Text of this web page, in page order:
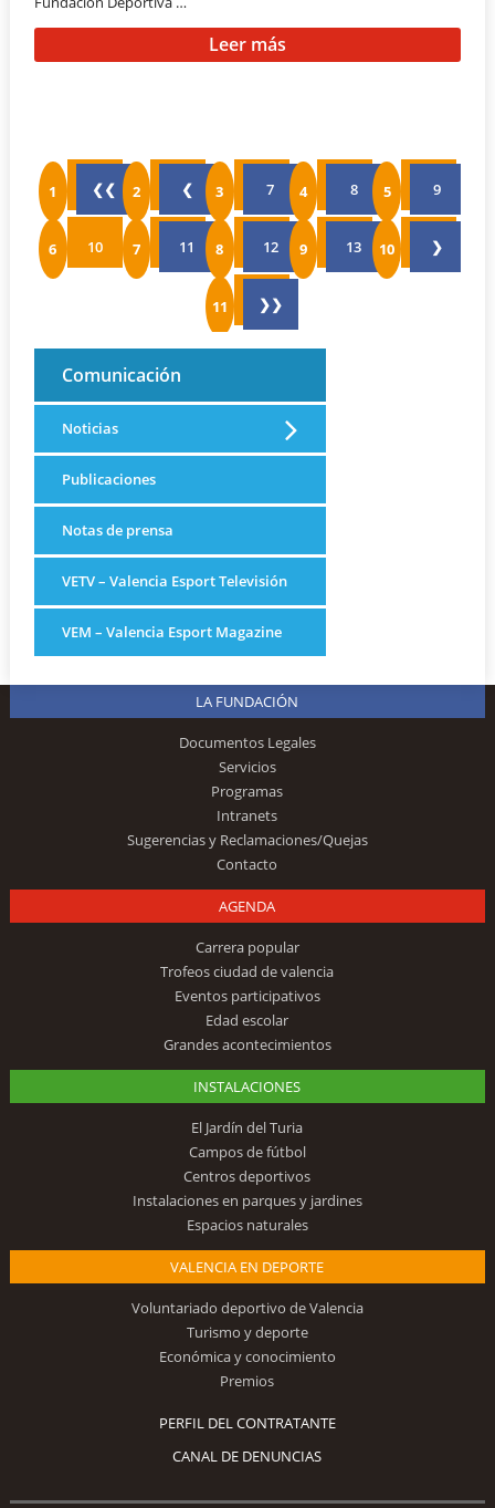
Leer más
❮❮ ❮ 7 8 9
10 11 12 13 ❯
❯❯
Comunicación
Noticias
Publicaciones
Notas de prensa
VETV – Valencia Esport Televisión
VEM – Valencia Esport Magazine
LA FUNDACIÓN
Documentos Legales
Servicios
Programas
Intranets
Sugerencias y Reclamaciones/Quejas
Contacto
AGENDA
Carrera popular
Trofeos ciudad de valencia
Eventos participativos
Edad escolar
Grandes acontecimientos
INSTALACIONES
El Jardín del Turia
Campos de fútbol
Centros deportivos
Instalaciones en parques y jardines
Espacios naturales
VALENCIA EN DEPORTE
Voluntariado deportivo de Valencia
Turismo y deporte
Económica y conocimiento
Premios
PERFIL DEL CONTRATANTE
CANAL DE DENUNCIAS